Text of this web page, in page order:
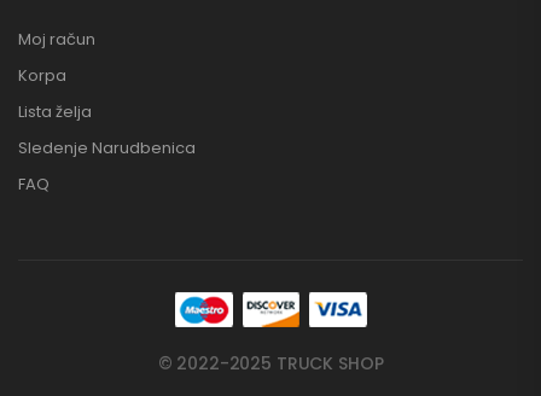
Moj račun
Korpa
Lista želja
Sledenje Narudbenica
FAQ
© 2022-2025 TRUCK SHOP